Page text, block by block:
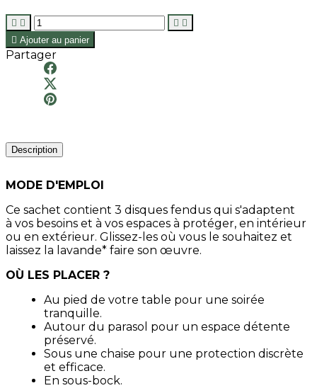
   
 Ajouter au panier
Partager
Description
MODE D'EMPLOI
Ce sachet contient 3 disques fendus qui s'adaptent
à vos besoins et à vos espaces à protéger, en intérieur
ou en extérieur. Glissez-les où vous le souhaitez et
laissez la lavande* faire son œuvre.
OÙ LES PLACER ?
Au pied de votre table pour une soirée
tranquille.
Autour du parasol pour un espace détente
préservé.
Sous une chaise pour une protection discrète
et efficace.
En sous-bock.